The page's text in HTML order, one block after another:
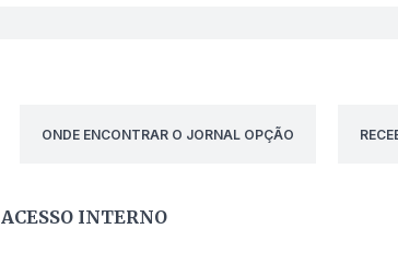
ONDE ENCONTRAR O JORNAL OPÇÃO
ACESSO INTERNO